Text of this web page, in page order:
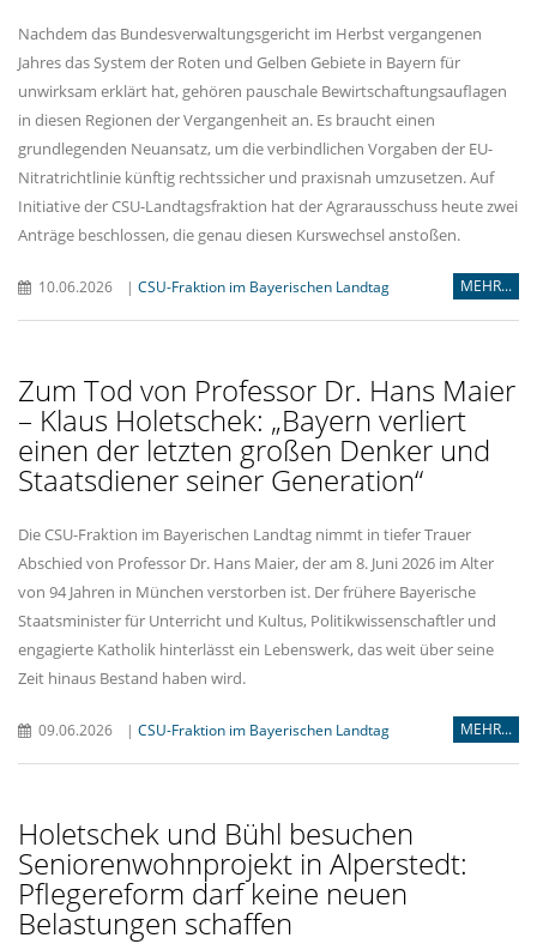
Nachdem das Bundesverwaltungsgericht im Herbst vergangenen
Jahres das System der Roten und Gelben Gebiete in Bayern für
unwirksam erklärt hat, gehören pauschale Bewirtschaftungsauflagen
in diesen Regionen der Vergangenheit an. Es braucht einen
grundlegenden Neuansatz, um die verbindlichen Vorgaben der EU-
Nitratrichtlinie künftig rechtssicher und praxisnah umzusetzen. Auf
Initiative der CSU-Landtagsfraktion hat der Agrarausschuss heute zwei
Anträge beschlossen, die genau diesen Kurswechsel anstoßen.
10.06.2026 | CSU-Fraktion im Bayerischen Landtag MEHR...
Zum Tod von Professor Dr. Hans Maier
– Klaus Holetschek: „Bayern verliert
einen der letzten großen Denker und
Staatsdiener seiner Generation“
Die CSU-Fraktion im Bayerischen Landtag nimmt in tiefer Trauer
Abschied von Professor Dr. Hans Maier, der am 8. Juni 2026 im Alter
von 94 Jahren in München verstorben ist. Der frühere Bayerische
Staatsminister für Unterricht und Kultus, Politikwissenschaftler und
engagierte Katholik hinterlässt ein Lebenswerk, das weit über seine
Zeit hinaus Bestand haben wird.
09.06.2026 | CSU-Fraktion im Bayerischen Landtag MEHR...
Holetschek und Bühl besuchen
Seniorenwohnprojekt in Alperstedt:
Pflegereform darf keine neuen
Belastungen schaffen